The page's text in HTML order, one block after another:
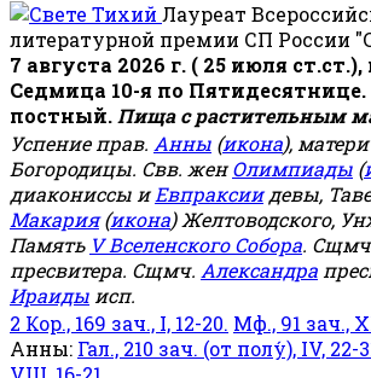
Лауреат
литературной премии СП России
7 августа 2026 г. ( 25 июля
Седмица 10-я по
постный. Пища с растительным
Успение прав. Анны (икона),
Богородицы. Свв. женОлимпиады (
диакониссы иЕвпраксиидевы,
Макария(икона) Желтоводского,
Память V Вселенского Собора.
пресвитера. Сщмч. Александра
Ираиды исп.
2 Кор., 169 зач., I, 12-20. Мф., 91 зач.,
Анны: Гал., 210 зач. (от полу́), IV, 22-